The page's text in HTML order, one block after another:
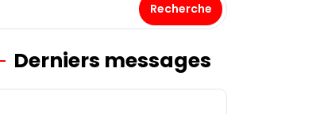
Recherche
Derniers messages